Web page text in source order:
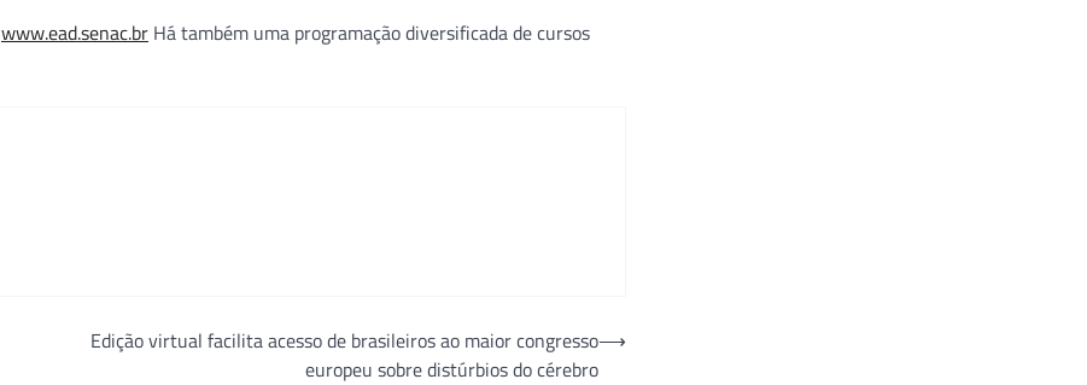
www.ead.senac.br Há também uma programação diversificada de cursos
Edição virtual facilita acesso de brasileiros ao maior congresso
europeu sobre distúrbios do cérebro
⟶